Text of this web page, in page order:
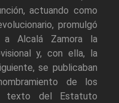
actuando como
promulgó
a Alcalá Zamora la
y, con ella, la
se publicaban
de los
texto del Estatuto